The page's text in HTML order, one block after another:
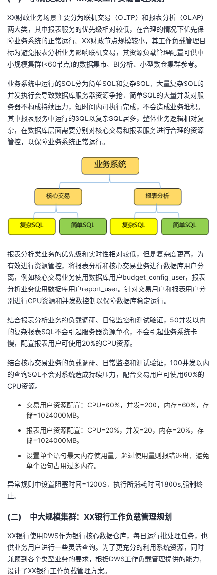
XX财政业务场景主要分为联机交易（OLTP）和报表分析（OLAP）
两大类，其中报表服务的优先级相对较低，在合理的情况下优先保
障业务系统的正常运行。 XX财政节点规模较小，其工作负载管理目
标为避免报表分析业务影响联机交易，其资源负载管理配置可供中
小规模集群(<60节点)的数据集市、 BI分析、小型数仓集群参考。
业务系统中运行的SQL分为简单SQL和复杂SQL，大量复杂SQL的
并发执行会导致数据库服务器资源争抢，简单SQL的大量并发对服
务器不构成持续压力，短时间内可执行完成，不会造成业务堆积。
其中报表服务中运行的SQL以复杂SQL居多，整体业务逻辑相对复
杂，在数据库层面需要分别对核心交易和报表服务进行合理的资源
管控，以保障业务系统正常运行。
报表分析类业务的优先级和实时性相对较低，但是复杂度更高，为
有效进行资源管控，将报表分析和核心交易业务进行数据库用户分
离，例如核心交易业务使用数据库用户budget_config_user，报表
分析业务使用数据库用户report_user。针对交易用户和报表用户分
别进行CPU资源和并发数控制以保障数据库稳定运行。
结合报表分析业务的负载调研、日常监控和测试验证， 50并发以内
的复杂报表SQL 不会引起服务器资源争抢，不会引起业务系统卡
慢，配置报表用户可使用20%的CPU资源。
结合核心交易业务的负载调研、日常监控和测试验证， 100并发以内
的查询SQL 不会对系统造成持续压力，配合交易用户可使用60%的
CPU资源。
交易用户资源配置： CPU=60%，并发=200，内存=60%，存
储=1024000MB。
报表用户资源配置： CPU=20%，并发=20，内存=20%，存
储=1024000MB。
设置单个语句最大内存使用量，超过使用量则报错退出，避免
单个语句占用过多内存。
异常规则中设置阻塞时间=1200S，执行所消耗时间1800s,强制终
止。
(二) 中大规模集群： XX银行工作负载管理规划
XX银行使用DWS作为银行核心数据仓库，每日运行批处理任务，也
供业务用户进行一些灵活查询。为了更充分的利用系统资源，同时
兼顾到各个类型业务的要求，根据DWS工作负载管理提供的能力，
设计了XX银行工作负载管理方案。